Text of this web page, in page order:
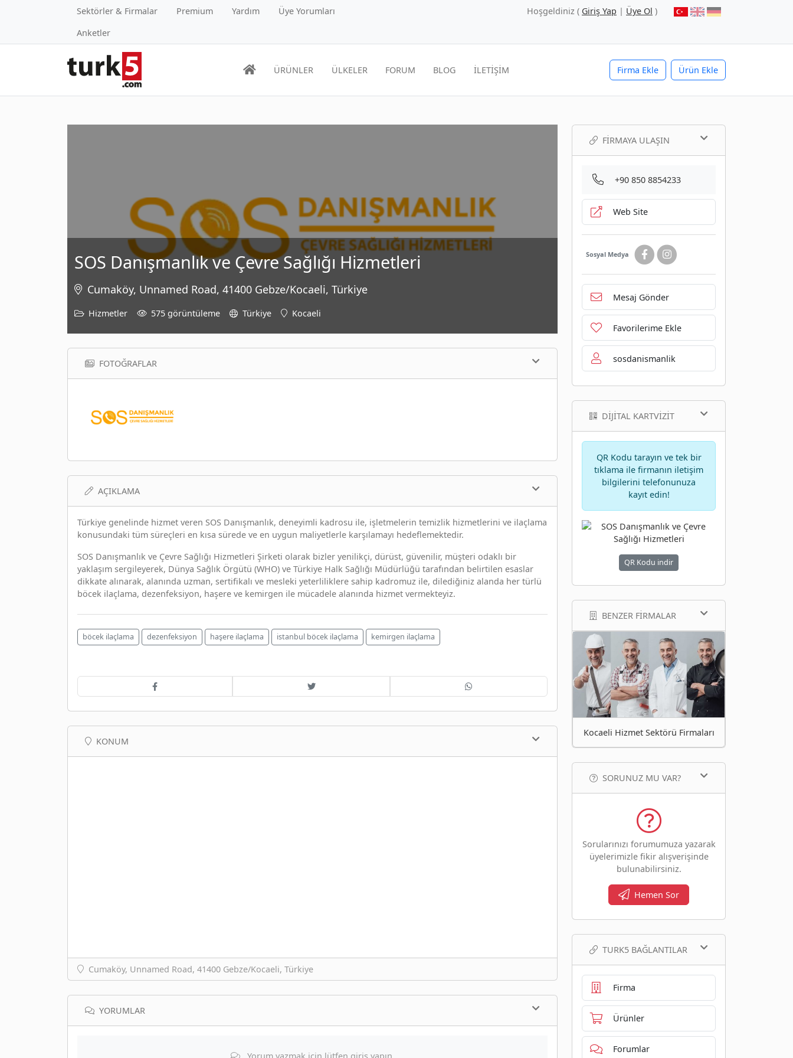
Sektörler & Firmalar Premium Yardım
Üye Yorumları
Anketler
Hoşgeldiniz ( Giriş Yap | Üye Ol )
Firma Ekle Ürün Ekle
ÜRÜNLER ÜLKELER FORUM BLOG İLETİŞİM
SOS Danışmanlık ve Çevre Sağlığı Hizmetleri
Cumaköy, Unnamed Road, 41400 Gebze/Kocaeli, Türkiye
Hizmetler 575 görüntüleme Türkiye Kocaeli
FOTOĞRAFLAR
AÇIKLAMA
Türkiye genelinde hizmet veren SOS Danışmanlık, deneyimli kadrosu ile, işletmelerin temizlik hizmetlerini ve ilaçlama
konusundaki tüm süreçleri en kısa sürede ve en uygun maliyetlerle karşılamayı hedeflemektedir.
SOS Danışmanlık ve Çevre Sağlığı Hizmetleri Şirketi olarak bizler yenilikçi, dürüst, güvenilir, müşteri odaklı bir
yaklaşım sergileyerek, Dünya Sağlık Örgütü (WHO) ve Türkiye Halk Sağlığı Müdürlüğü tarafından belirtilen esaslar
dikkate alınarak, alanında uzman, sertifikalı ve mesleki yeterliliklere sahip kadromuz ile, dilediğiniz alanda her türlü
böcek ilaçlama, dezenfeksiyon, haşere ve kemirgen ile mücadele alanında hizmet vermekteyiz.
böcek ilaçlama dezenfeksiyon haşere ilaçlama istanbul böcek ilaçlama kemirgen ilaçlama
KONUM
Cumaköy, Unnamed Road, 41400 Gebze/Kocaeli, Türkiye
YORUMLAR
Yorum yazmak için lütfen giriş yapın.
FIRMAYA ULAŞIN
+90 850 8854233
Web Site
Sosyal Medya
Mesaj Gönder
Favorilerime Ekle
sosdanismanlik
DIJITAL KARTVIZIT
QR Kodu tarayın ve tek bir
tıklama ile firmanın iletişim
bilgilerini telefonunuza
kayıt edin!
QR Kodu indir
BENZER FIRMALAR
Kocaeli Hizmet Sektörü Firmaları
SORUNUZ MU VAR?
Sorularınızı forumumuza yazarak
üyelerimizle fikir alışverişinde
bulunabilirsiniz.
Hemen Sor
TURK5 BAĞLANTILAR
Firma
Ürünler
Forumlar